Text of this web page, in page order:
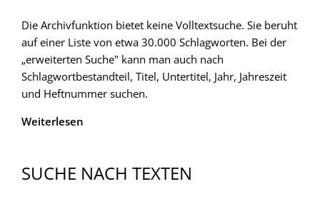
Die Archivfunktion bietet keine Volltextsuche. Sie beruht
auf einer Liste von etwa 30.000 Schlagworten. Bei der
„erweiterten Suche" kann man auch nach
Schlagwortbestandteil, Titel, Untertitel, Jahr, Jahreszeit
und Heftnummer suchen.
Weiterlesen
SUCHE NACH TEXTEN